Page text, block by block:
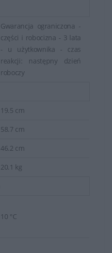
Gwarancja ograniczona -
części i robocizna - 3 lata
- u użytkownika - czas
reakcji: następny dzień
roboczy
19.5 cm
58.7 cm
46.2 cm
20.1 kg
10 °C